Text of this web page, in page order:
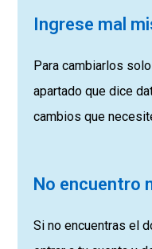
Ingrese mal
Para cambiarlos
apartado que dice
cambios que
No encuentro
Si no encuentras el